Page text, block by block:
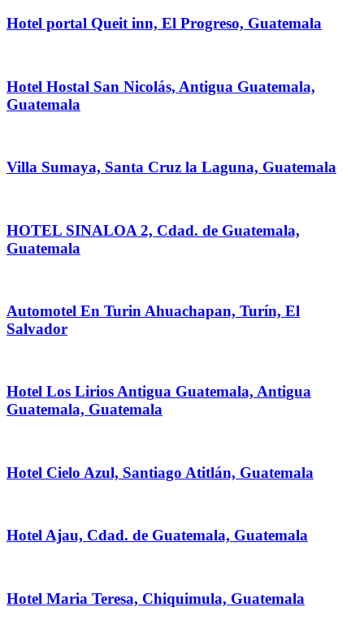
Hotel portal Queit inn, El Progreso, Guatemala
Hotel Hostal San Nicolás, Antigua Guatemala,
Guatemala
Villa Sumaya, Santa Cruz la Laguna, Guatemala
HOTEL SINALOA 2, Cdad. de Guatemala,
Guatemala
Automotel En Turin Ahuachapan, Turín, El
Salvador
Hotel Los Lirios Antigua Guatemala, Antigua
Guatemala, Guatemala
Hotel Cielo Azul, Santiago Atitlán, Guatemala
Hotel Ajau, Cdad. de Guatemala, Guatemala
Hotel Maria Teresa, Chiquimula, Guatemala